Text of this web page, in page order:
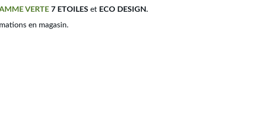
VERTE 7 ETOILES et ECO DESIGN.
en magasin.